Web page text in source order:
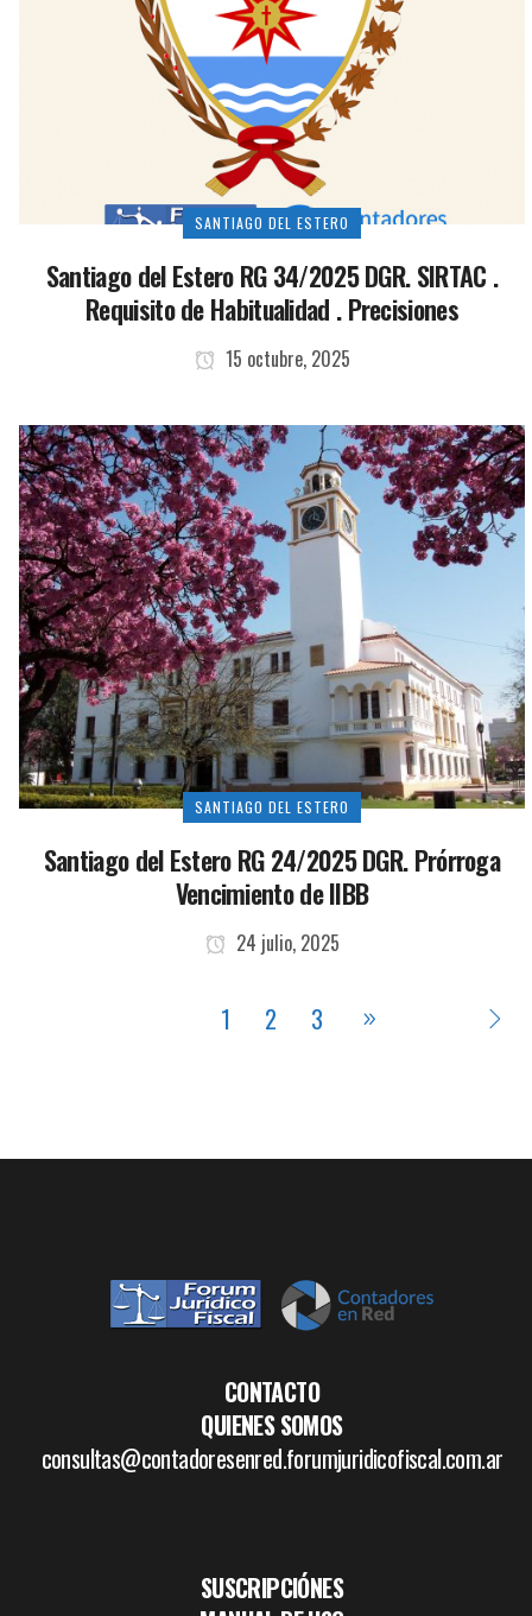
SANTIAGO DEL ESTERO
Santiago del Estero RG 34/2025 DGR. SIRTAC .
Requisito de Habitualidad . Precisiones
15 octubre, 2025
SANTIAGO DEL ESTERO
Santiago del Estero RG 24/2025 DGR. Prórroga
Vencimiento de IIBB
24 julio, 2025
1 2 3
CONTACTO
QUIENES SOMOS
consultas@contadoresenred.forumjuridicofiscal.com.ar
SUSCRIPCIÓNES